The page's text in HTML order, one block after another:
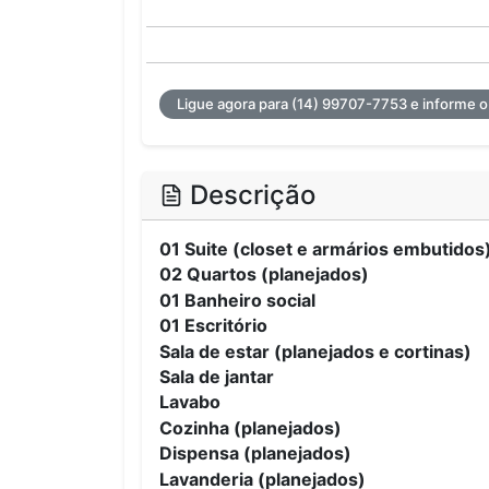
Ligue agora para (14) 99707-7753 e informe
Descrição
01 Suite (closet e armários embutidos)
02 Quartos (planejados)
01 Banheiro social
01 Escritório
Sala de estar (planejados e cortinas)
Sala de jantar
Lavabo
Cozinha (planejados)
Dispensa (planejados)
Lavanderia (planejados)